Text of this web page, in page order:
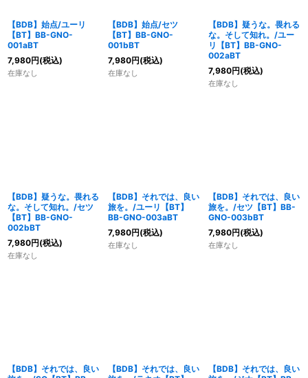
【BDB】始点/ユーリ
【BT】BB-GNO-
001aBT
7,980円(税込)
在庫なし
【BDB】始点/セツ
【BT】BB-GNO-
001bBT
7,980円(税込)
在庫なし
【BDB】疑うな。畏れる
な。そして知れ。/ユー
リ【BT】BB-GNO-
002aBT
7,980円(税込)
在庫なし
【BDB】疑うな。畏れる
な。そして知れ。/セツ
【BT】BB-GNO-
002bBT
7,980円(税込)
在庫なし
【BDB】それでは、良い
旅を。/ユーリ【BT】
BB-GNO-003aBT
7,980円(税込)
在庫なし
【BDB】それでは、良い
旅を。/セツ【BT】BB-
GNO-003bBT
7,980円(税込)
在庫なし
【BDB】それでは、良い
【BDB】それでは、良い
【BDB】それでは、良い